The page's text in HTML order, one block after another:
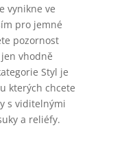
vynikne ve
pro jemné
pozornost
vhodně
Styl je
kterých chcete
s viditelnými
a reliéfy.